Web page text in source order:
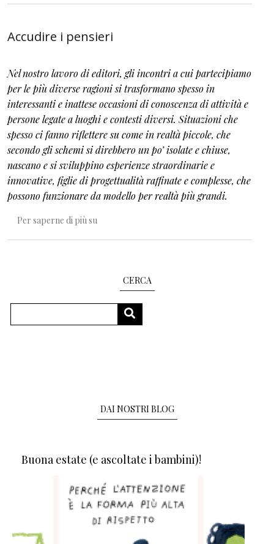
Accudire i pensieri
Nel nostro lavoro di editori, gli incontri a cui partecipiamo
per le più diverse ragioni si trasformano spesso in
interessanti e inattese occasioni di conoscenza di attività e
persone legate a luoghi e contesti diversi. Situazioni che
spesso ci fanno riflettere su come in realtà piccole, che
secondo gli schemi si direbbero un po’ isolate e chiuse,
nascano e si sviluppino esperienze straordinarie e
innovative, figlie di progettualità raffinate e complesse, che
possono funzionare da modello per realtà più grandi.
Per saperne di più su
CERCA
CERCA
DAI NOSTRI BLOG
Buona estate (e ascoltate i bambini)!